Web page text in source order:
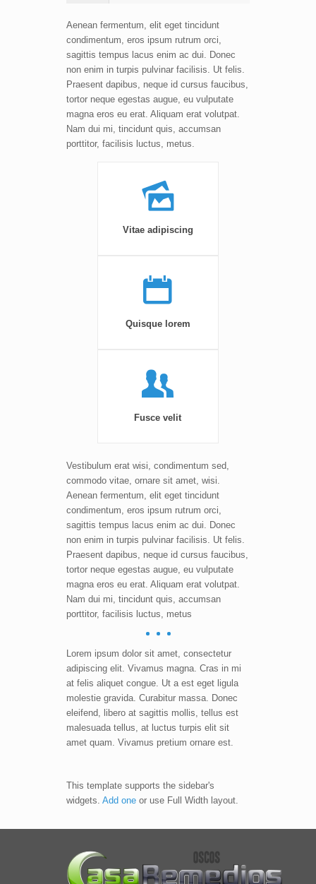
Aenean fermentum, elit eget tincidunt
condimentum, eros ipsum rutrum orci,
sagittis tempus lacus enim ac dui. Donec
non enim in turpis pulvinar facilisis. Ut felis.
Praesent dapibus, neque id cursus faucibus,
tortor neque egestas augue, eu vulputate
magna eros eu erat. Aliquam erat volutpat.
Nam dui mi, tincidunt quis, accumsan
porttitor, facilisis luctus, metus.
Vitae adipiscing
Quisque lorem
Fusce velit
Vestibulum erat wisi, condimentum sed,
commodo vitae, ornare sit amet, wisi.
Aenean fermentum, elit eget tincidunt
condimentum, eros ipsum rutrum orci,
sagittis tempus lacus enim ac dui. Donec
non enim in turpis pulvinar facilisis. Ut felis.
Praesent dapibus, neque id cursus faucibus,
tortor neque egestas augue, eu vulputate
magna eros eu erat. Aliquam erat volutpat.
Nam dui mi, tincidunt quis, accumsan
porttitor, facilisis luctus, metus
Lorem ipsum dolor sit amet, consectetur
adipiscing elit. Vivamus magna. Cras in mi
at felis aliquet congue. Ut a est eget ligula
molestie gravida. Curabitur massa. Donec
eleifend, libero at sagittis mollis, tellus est
malesuada tellus, at luctus turpis elit sit
amet quam. Vivamus pretium ornare est.
This template supports the sidebar's
widgets. Add one or use Full Width layout.